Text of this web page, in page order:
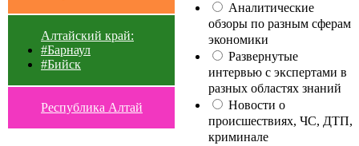
Алтайский край:
#Барнаул
#Бийск
Республика Алтай
Аналитические
обзоры по разным сферам
экономики
Развернутые
интервью с экспертами в
разных областях знаний
Новости о
происшествиях, ЧС, ДТП,
криминале